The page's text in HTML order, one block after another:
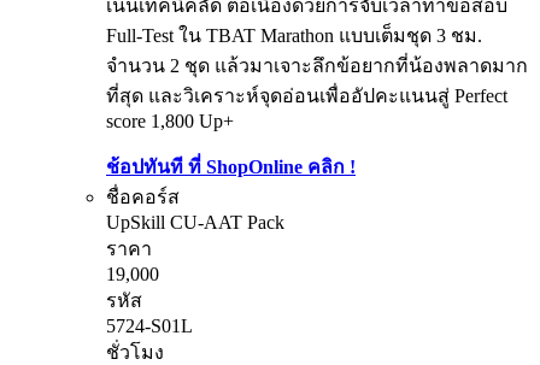
เน้นเทคนิคลัด ต่อเนื่องด้วยการจับเวลาทำข้อสอบ
Full-Test ใน TBAT Marathon แบบเต็มชุด 3 ชม.
จำนวน 2 ชุด แล้วมาเจาะลึกข้อยากที่น้องพลาดมาก
ที่สุด และวิเคราะห์จุดอ่อนเพื่ออัปคะแนนสู่ Perfect
score 1,800 Up+
ช้อปทันที ที่ ShopOnline คลิก !
ชื่อคอร์ส
UpSkill CU-AAT Pack
ราคา
19,000
รหัส
5724-S01L
ชั่วโมง